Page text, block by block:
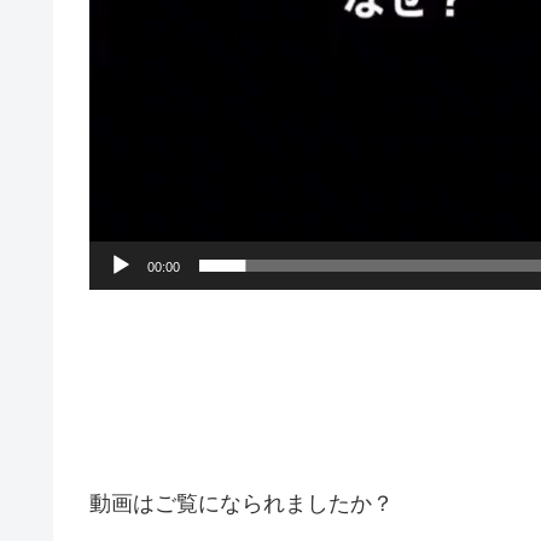
00:00
動画はご覧になられましたか？